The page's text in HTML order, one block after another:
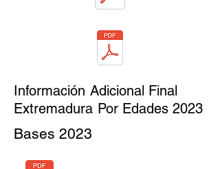
Información Adicional Final
Extremadura Por Edades 2023
Bases 2023